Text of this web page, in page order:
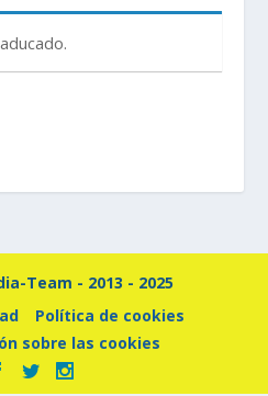
Team - 2013 - 2025
Política de cookies
sobre las cookies